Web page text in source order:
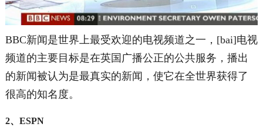
BBC新闻是世界上最受欢迎的电视频道之一，[bai]电视
频道的主要目标是在英国广播公正的公共服务，播出
的新闻被认为是最真实的新闻，使它在全世界获得了
很高的知名度。
2、ESPN